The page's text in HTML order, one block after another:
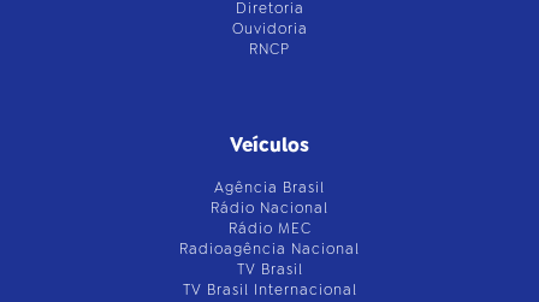
Diretoria
Ouvidoria
RNCP
Veículos
Agência Brasil
Rádio Nacional
Rádio MEC
Radioagência Nacional
TV Brasil
TV Brasil Internacional